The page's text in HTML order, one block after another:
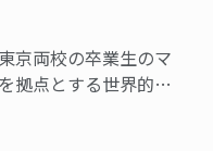
京両校の卒業生のマ
拠点とする世界的に